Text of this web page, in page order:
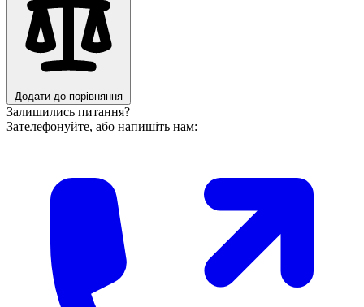
Додати до порівняння
Залишились питання?
Зателефонуйте, або напишіть нам: